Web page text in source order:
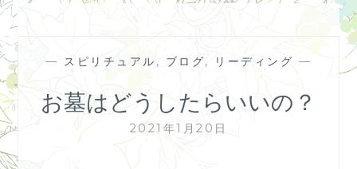
— スピリチュアル , ブログ, リーディング —
お墓はどうしたらいいの？
2021年1月20日